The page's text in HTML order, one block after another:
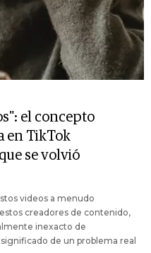
el concepto
en TikTok
se volvió
videos a menudo
creadores de contenido,
inexacto de
de un problema real